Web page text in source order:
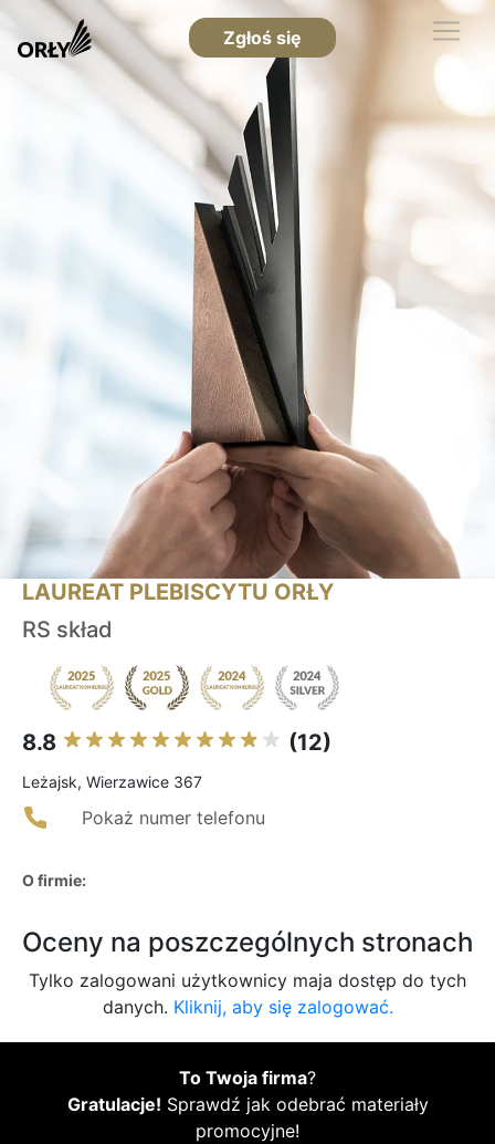
Zgłoś się
LAUREAT PLEBISCYTU ORŁY
RS skład
8.8 (12)
Leżajsk, Wierzawice 367
Pokaż numer telefonu
O firmie:
Oceny na poszczególnych stronach
Tylko zalogowani użytkownicy maja dostęp do tych
danych. Kliknij, aby się zalogować.
To Twoja firma?
Gratulacje! Sprawdź jak odebrać materiały
promocyjne!